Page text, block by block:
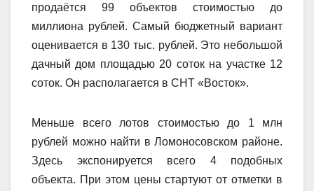
продаётся 99 объектов стоимостью до
миллиона рублей. Самый бюджетный вариант
оценивается в 130 тыс. рублей. Это небольшой
дачный дом площадью 20 соток на участке 12
соток. Он располагается в СНТ «Восток».
Меньше всего лотов стоимостью до 1 млн
рублей можно найти в Ломоносовском районе.
Здесь экспонируется всего 4 подобных
объекта. При этом цены стартуют от отметки в